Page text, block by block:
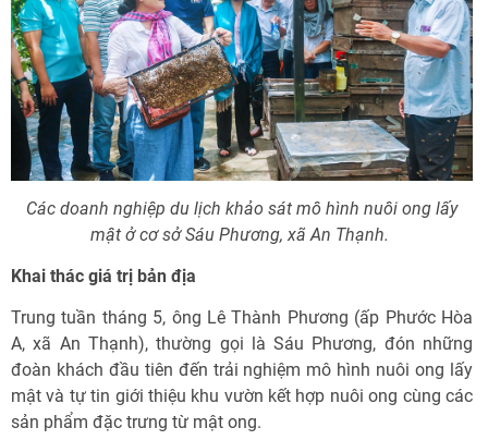
Các doanh nghiệp du lịch khảo sát mô hình nuôi ong lấy
mật ở cơ sở Sáu Phương, xã An Thạnh.
Khai thác giá trị bản địa
Trung tuần tháng 5, ông Lê Thành Phương (ấp Phước Hòa
A, xã An Thạnh), thường gọi là Sáu Phương, đón những
đoàn khách đầu tiên đến trải nghiệm mô hình nuôi ong lấy
mật và tự tin giới thiệu khu vườn kết hợp nuôi ong cùng các
sản phẩm đặc trưng từ mật ong.